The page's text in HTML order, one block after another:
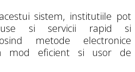
sistem, institutiile pot
si servicii rapid si
metode electronice
mod eficient si usor de